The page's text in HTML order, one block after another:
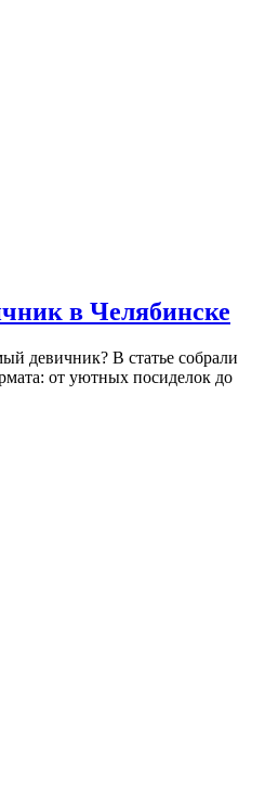
в Челябинске
девичник? В статье собрали
от уютных посиделок до